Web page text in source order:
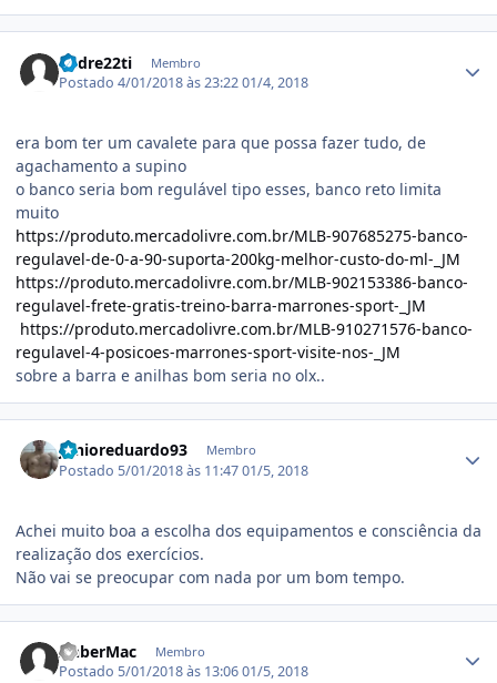
andre22ti Membro
Postado4/01/2018 às 23:2201/4, 2018
era bom ter um cavalete para que possa fazer tudo, de
agachamento a supino
o banco seria bom regulável tipo esses, banco reto limita
muito
https://produto.mercadolivre.com.br/MLB-907685275-banco-
regulavel-de-0-a-90-suporta-200kg-melhor-custo-do-ml-_JM
https://produto.mercadolivre.com.br/MLB-902153386-banco-
regulavel-frete-gratis-treino-barra-marrones-sport-_JM
https://produto.mercadolivre.com.br/MLB-910271576-banco-
regulavel-4-posicoes-marrones-sport-visite-nos-_JM
sobre a barra e anilhas bom seria no olx..
Junioreduardo93 Membro
Postado 5/01/2018 às 11:4701/5, 2018
Achei muito boa a escolha dos equipamentos e consciência da
realização dos exercícios.
Não vai se preocupar com nada por um bom tempo.
AnberMac Membro
Postado 5/01/2018 às 13:0601/5, 2018